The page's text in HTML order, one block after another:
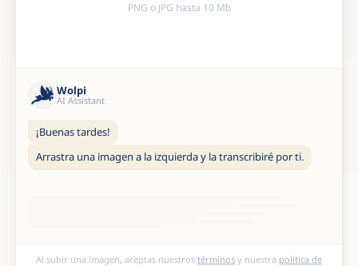
PNG o JPG hasta 10 Mb
Wolpi
AI Assistant
¡Buenas tardes!
Arrastra una imagen a la izquierda y la transcribiré por ti.
Al subir una imagen, aceptas nuestros términos y nuestra política de